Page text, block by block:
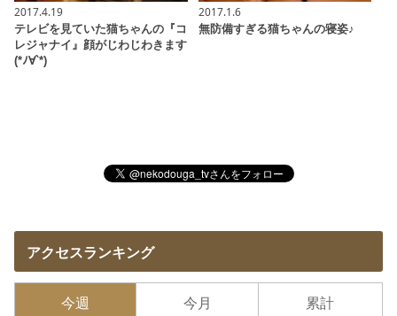
2017.4.19
テレビを見ていた猫ちゃんの『コ
レジャナイ』顔がじわじわきます
(*ﾉ∀`*)
2017.1.6
無防備すぎる猫ちゃんの寝姿♪
アクセスランキング
今週 今月 累計